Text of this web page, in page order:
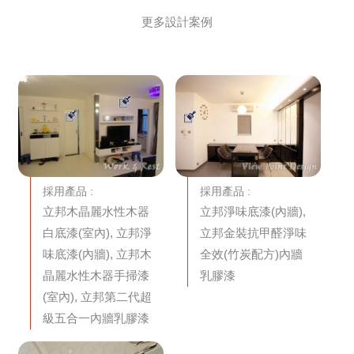
更多設計案例
採用產品 :
立邦木晶麗水性木器
白底漆(室內), 立邦淨
味底漆(內牆), 立邦木
晶麗水性木器手掃漆
(室內), 立邦第二代超
級五合一內牆乳膠漆
採用產品 :
立邦淨味底漆(內牆),
立邦金裝抗甲醛淨味
全效(竹炭配方)內牆
乳膠漆